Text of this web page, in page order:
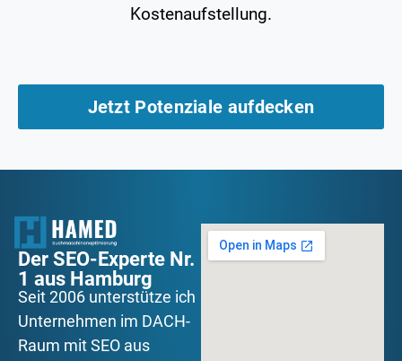
Kostenaufstellung.
Jetzt Potenziale aufdecken
Der SEO-Experte Nr.
1 aus Hamburg
Seit 2006 unterstütze ich
Unternehmen im DACH-
Raum mit SEO aus